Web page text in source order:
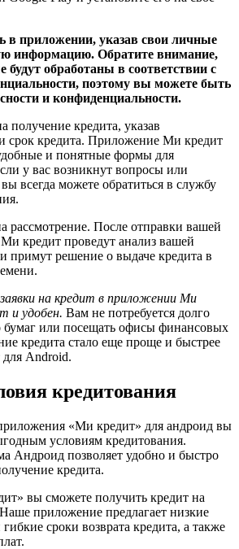
в приложении, указав свои личные
информацию. Обратите внимание,
обработаны в соответствии с
поэтому вы можете быть
и конфиденциальности.
получение кредита, указав
срок кредита. Приложение Ми кредит
и понятные формы для
у вас возникнут вопросы или
всегда можете обратиться в службу
рассмотрение. После отправки вашей
кредит проведут анализ вашей
примут решение о выдаче кредита в
на кредит в приложении Ми
и удобен. Вам не потребуется долго
бумаг или посещать офисы финансовых
кредита стало еще проще и быстрее
Android.
кредитования
«Ми кредит» для андроид вы
условиям кредитования.
Андроид позволяет удобно и быстро
кредита.
вы сможете получить кредит на
приложение предлагает низкие
сроки возврата кредита, а также